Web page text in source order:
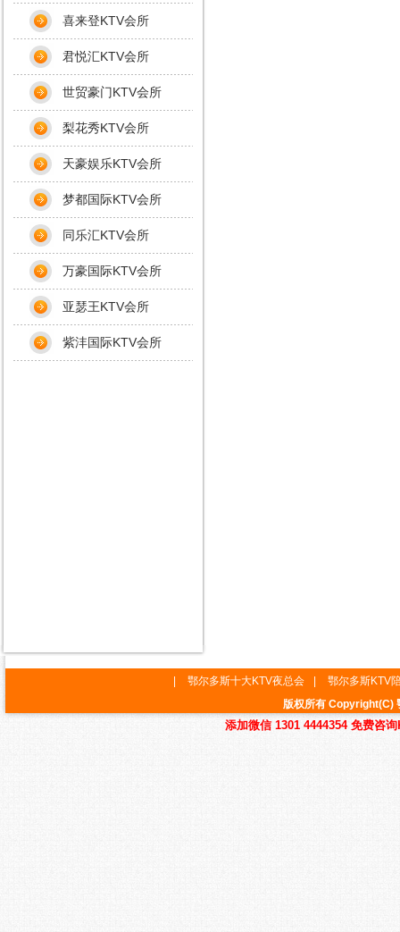
喜来登KTV会所
君悦汇KTV会所
世贸豪门KTV会所
梨花秀KTV会所
天豪娱乐KTV会所
梦都国际KTV会所
同乐汇KTV会所
万豪国际KTV会所
亚瑟王KTV会所
紫沣国际KTV会所
鄂尔多斯十大KTV夜总会
鄂尔多斯KTV
版权所有 Copyright(C)
添加微信 1301 4444354 免费咨